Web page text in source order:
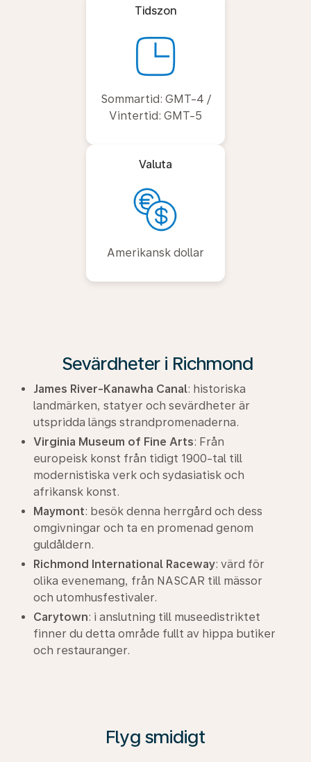
Tidszon
Sommartid: GMT-4 /
Vintertid: GMT-5
Valuta
Amerikansk dollar
Sevärdheter i Richmond
James River-Kanawha Canal: historiska
landmärken, statyer och sevärdheter är
utspridda längs strandpromenaderna.
Virginia Museum of Fine Arts: Från
europeisk konst från tidigt 1900-tal till
modernistiska verk och sydasiatisk och
afrikansk konst.
Maymont: besök denna herrgård och dess
omgivningar och ta en promenad genom
guldåldern.
Richmond International Raceway: värd för
olika evenemang, från NASCAR till mässor
och utomhusfestivaler.
Carytown: i anslutning till museedistriktet
finner du detta område fullt av hippa butiker
och restauranger.
Flyg smidigt